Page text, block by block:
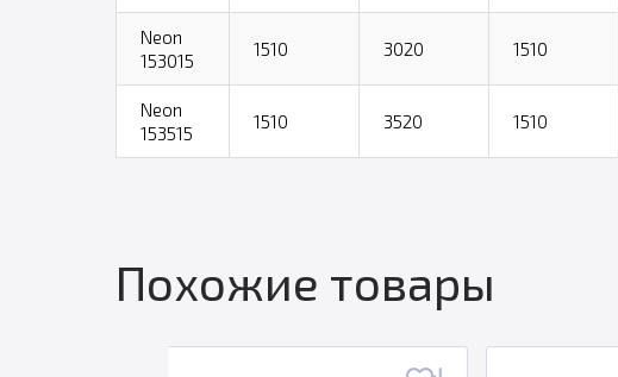
Neon
153015
1510 3020 1510
Neon
153515
1510 3520 1510
Похожие товары